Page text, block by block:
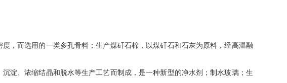
，而选用的一类多孔骨料；生产煤矸石棉，以煤矸石和石灰为原料，经高温融
淀、浓缩结晶和脱水等生产工艺而制成，是一种新型的净水剂；制水玻璃；生